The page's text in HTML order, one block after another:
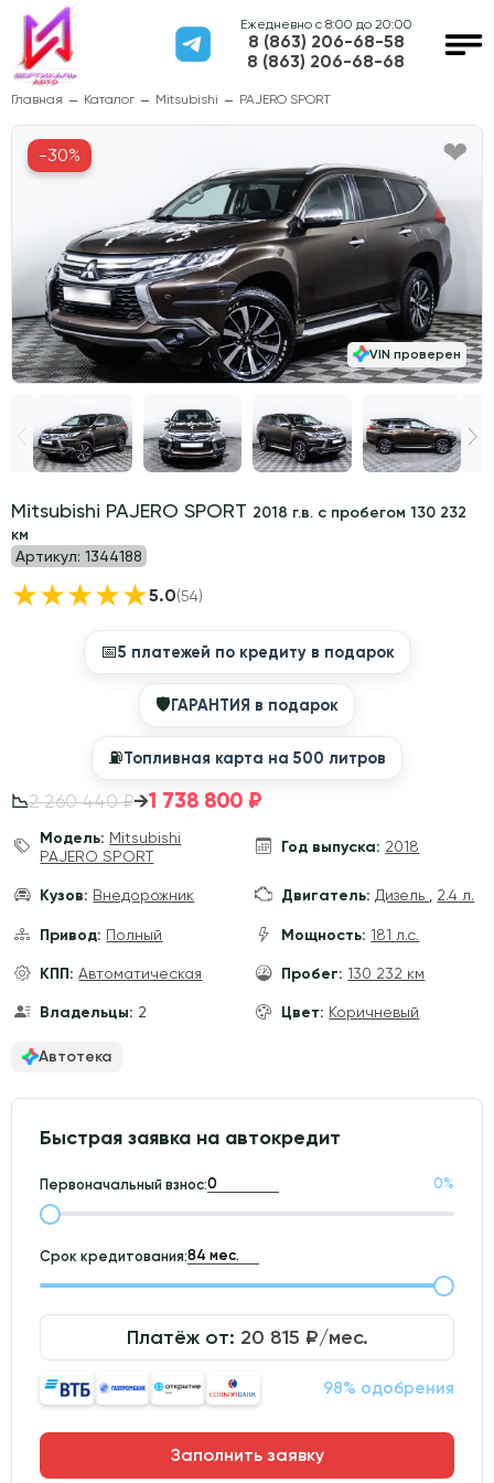
Ежедневно с 8:00 до 20:00
8 (863) 206-68-58
8 (863) 206-68-68
Главная Каталог Mitsubishi PAJERO SPORT
Mitsubishi PAJERO SPORT 2018 г.в. с пробегом 130 232
км
Артикул: 1344188
★★★★★5.0(54)
📅5 платежей по кредиту в подарок
🛡ГАРАНТИЯ в подарок
⛽️Топливная карта на 500 литров
📉2 260 440 ₽→1 738 800 ₽
Модель: Mitsubishi
PAJERO SPORT
Год выпуска: 2018
Кузов: Внедорожник Двигатель: Дизель 2.4 л.
Привод: Полный Мощность: 181 л.с.
КПП: Автоматическая Пробег: 130 232 км
Владельцы: 2 Цвет: Коричневый
Автотека
Быстрая заявка на автокредит
Первоначальный взнос: 0%
Срок кредитования:
Платёж от: 20 815 ₽/мес.
98% одобрения
Заполнить заявку
VIN проверен
-30%